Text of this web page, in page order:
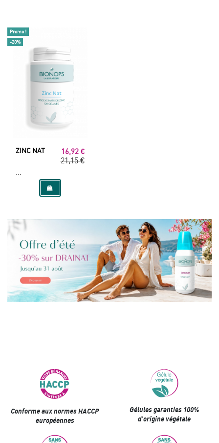
Promo !
-20%
ZINC NAT
16,92 €
21,15 €
...
Conforme aux normes HACCP
européennes
Gélules garanties 100%
d’origine végétale